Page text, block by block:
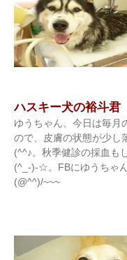
ハスキー犬の裕斗君
ゆうちゃん、今日は毎月
ので、皮膚の状態が少し
(^^♪。秋季健診の採血も
(^_-)-☆。FBにゆうちゃ
(@^^)/~~~